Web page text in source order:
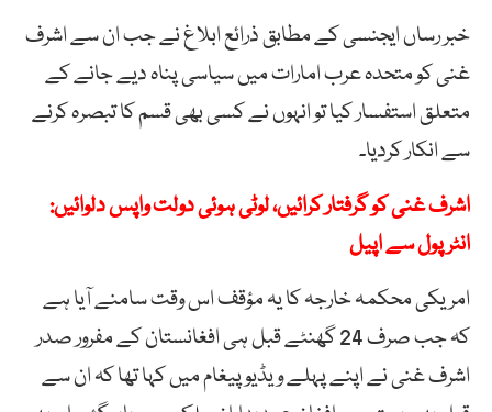
خبر رساں ایجنسی کے مطابق ذرائع ابلاغ نے جب ان سے اشرف
غنی کو متحدہ عرب امارات میں سیاسی پناہ دیے جانے کے
متعلق استفسار کیا تو انہوں نے کسی بھی قسم کا تبصرہ کرنے
سے انکار کردیا۔
اشرف غنی کو گرفتار کرائیں، لوٹی ہوئی دولت واپس دلوائیں:
انٹرپول سے اپیل
امریکی محکمہ خارجہ کا یہ مؤقف اس وقت سامنے آیا ہے
کہ جب صرف 24 گھنٹے قبل ہی افغانستان کے مفرور صدر
اشرف غنی نے اپنے پہلے ویڈیو پیغام میں کہا تھا کہ ان سے